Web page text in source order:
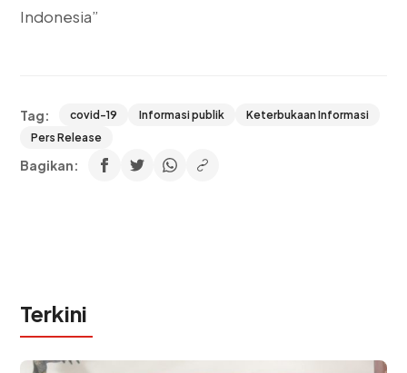
Indonesia”
Tag: covid-19 Informasi publik
Keterbukaan Informasi
Pers Release
Bagikan:
Terkini